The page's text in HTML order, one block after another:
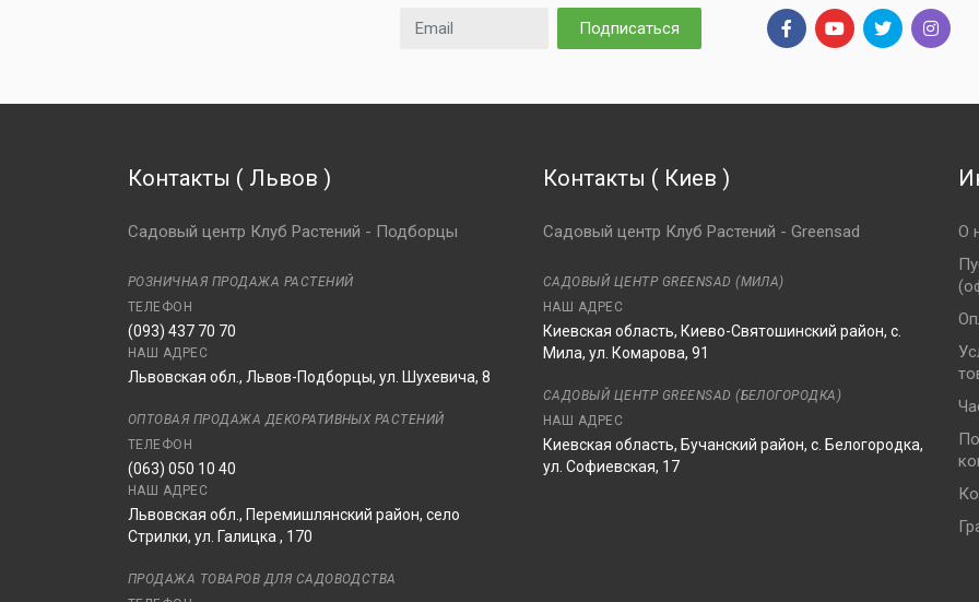
Email адрес Подписаться
Контакты ( Львов )
Садовый центр Клуб Растений - Подборцы
РОЗНИЧНАЯ ПРОДАЖА РАСТЕНИЙ
ТЕЛЕФОН
(093) 437 70 70
НАШ АДРЕС
Львовская обл., Львов-Подборцы, ул. Шухевича, 8
ОПТОВАЯ ПРОДАЖА ДЕКОРАТИВНЫХ РАСТЕНИЙ
ТЕЛЕФОН
(063) 050 10 40
НАШ АДРЕС
Львовская обл., Перемишлянский район, село
Стрилки, ул. Галицка , 170
ПРОДАЖА ТОВАРОВ ДЛЯ САДОВОДСТВА
Контакты ( Киев )
Садовый центр Клуб Растений - Greensad
САДОВЫЙ ЦЕНТР GREENSAD (МИЛА)
НАШ АДРЕС
Киевская область, Киево-Святошинский район, с.
Мила, ул. Комарова, 91
САДОВЫЙ ЦЕНТР GREENSAD (БЕЛОГОРОДКА)
НАШ АДРЕС
Киевская область, Бучанский район, с. Белогородка,
ул. Софиевская, 17
О